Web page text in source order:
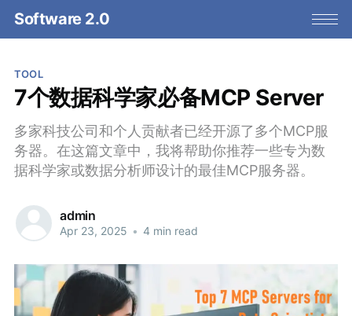
Software 2.0
TOOL
7个数据科学家必备MCP Server
多家科技公司和个人贡献者已经开源了多个MCP服
务器。在这篇文章中，我将帮助你推荐一些专为数
据科学家或数据分析师设计的最佳MCP服务器。
admin
Apr 23, 2025 • 4 min read